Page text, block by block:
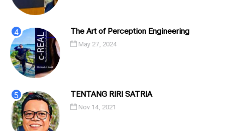
The Art of Perception Engineering
May 27, 2024
TENTANG RIRI SATRIA
Nov 14, 2021